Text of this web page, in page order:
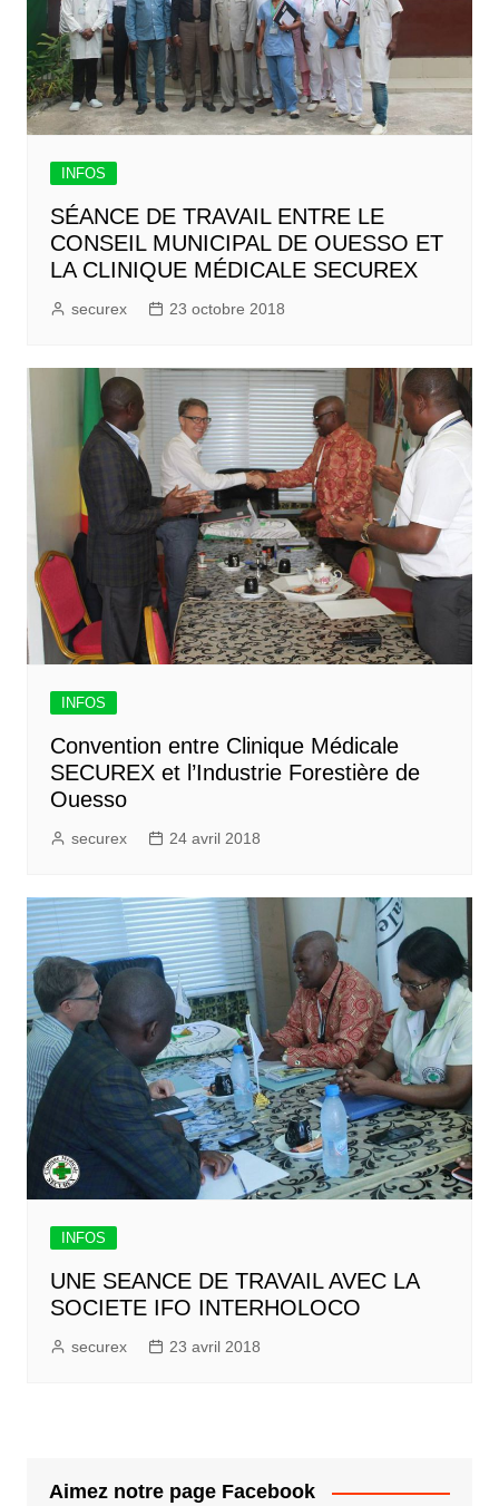
INFOS
SÉANCE DE TRAVAIL ENTRE LE
CONSEIL MUNICIPAL DE OUESSO ET
LA CLINIQUE MÉDICALE SECUREX
securex 23 octobre 2018
INFOS
Convention entre Clinique Médicale
SECUREX et l’Industrie Forestière de
Ouesso
securex 24 avril 2018
INFOS
UNE SEANCE DE TRAVAIL AVEC LA
SOCIETE IFO INTERHOLOCO
securex 23 avril 2018
Aimez notre page Facebook